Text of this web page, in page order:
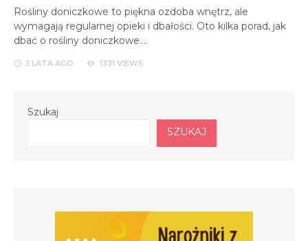
Rośliny doniczkowe to piękna ozdoba wnętrz, ale
wymagają regularnej opieki i dbałości. Oto kilka porad, jak
dbać o rośliny doniczkowe.…
3 LATA AGO 1331 VIEWS
Szukaj
SZUKAJ